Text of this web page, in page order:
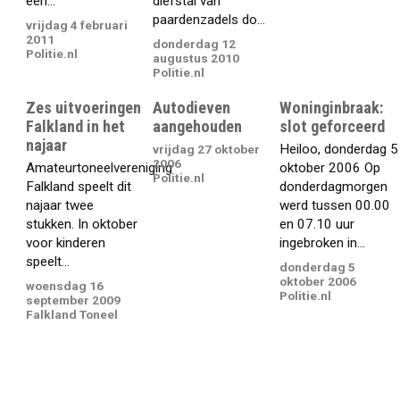
vrijdag 4 februari
2011
Politie.nl
paardenzadels do...
donderdag 12
augustus 2010
Politie.nl
Zes uitvoeringen
Falkland in het
najaar
Amateurtoneelvereniging
Falkland speelt dit
najaar twee
stukken. In oktober
voor kinderen
speelt...
woensdag 16
september 2009
Falkland Toneel
Autodieven
aangehouden
vrijdag 27 oktober
2006
Politie.nl
Woninginbraak:
slot geforceerd
Heiloo, donderdag 5
oktober 2006 Op
donderdagmorgen
werd tussen 00.00
en 07.10 uur
ingebroken in...
donderdag 5
oktober 2006
Politie.nl